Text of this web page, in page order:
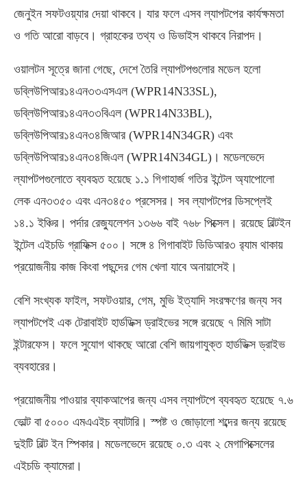
জেনুইন সফটওয়্যার দেয়া থাকবে। যার ফলে এসব ল্যাপটপের কার্যক্ষমতা
ও গতি আরো বাড়বে। গ্রাহকের তথ্য ও ডিভাইস থাকবে নিরাপদ।
ওয়ালটন সূত্রে জানা গেছে, দেশে তৈরি ল্যাপটপগুলোর মডেল হলো
ডব্লিউপিআর১৪এন৩৩এসএল (WPR14N33SL),
ডব্লিউপিআর১৪এন৩৩বিএল (WPR14N33BL),
ডব্লিউপিআর১৪এন৩৪জিআর (WPR14N34GR) এবং
ডব্লিউপিআর১৪এন৩৪জিএল (WPR14N34GL)। মডেলভেদে
ল্যাপটপগুলোতে ব্যবহৃত হয়েছে ১.১ গিগাহার্জ গতির ইন্টেল অ্যাপোলো
লেক এন৩৩৫০ এবং এন৩৪৫০ প্রসেসর। সব ল্যাপটপের ডিসপ্লেই
১৪.১ ইঞ্চির। পর্দার রেজ্যুলেশন ১৩৬৬ বাই ৭৬৮ পিক্সেল। রয়েছে বিল্টইন
ইন্টেল এইচডি গ্রাফিক্স ৫০০। সঙ্গে ৪ গিগাবাইট ডিডিআর৩ র‌্যাম থাকায়
প্রয়োজনীয় কাজ কিংবা পছন্দের গেম খেলা যাবে অনায়াসেই।
বেশি সংখ্যক ফাইল, সফটওয়ার, গেম, মুভি ইত্যাদি সংরক্ষণের জন্য সব
ল্যাপটপেই এক টেরাবাইট হার্ডডিক্স ড্রাইভের সঙ্গে রয়েছে ৭ মিমি সাটা
ইন্টারফেস। ফলে সুযোগ থাকছে আরো বেশি জায়গাযুক্ত হার্ডডিক্স ড্রাইভ
ব্যবহারের।
প্রয়োজনীয় পাওয়ার ব্যাকআপের জন্য এসব ল্যাপটপে ব্যবহৃত হয়েছে ৭.৬
ভোল্ট বা ৫০০০ এমএএইচ ব্যাটারি। স্পষ্ট ও জোড়ালো শব্দের জন্য রয়েছে
দুইটি বিল্ট ইন স্পিকার। মডেলভেদে রয়েছে ০.৩ এবং ২ মেগাপিক্সেলের
এইচডি ক্যামেরা।